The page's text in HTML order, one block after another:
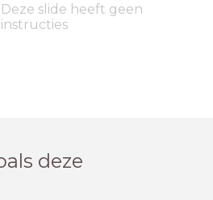
Deze slide heeft geen
instructies
deze